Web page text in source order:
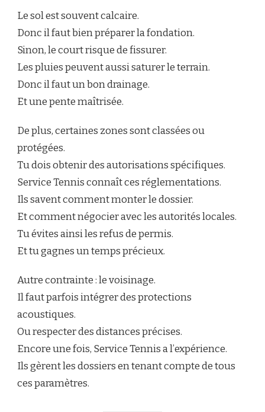
Le sol est souvent calcaire.
Donc il faut bien préparer la fondation.
Sinon, le court risque de fissurer.
Les pluies peuvent aussi saturer le terrain.
Donc il faut un bon drainage.
Et une pente maîtrisée.
De plus, certaines zones sont classées ou
protégées.
Tu dois obtenir des autorisations spécifiques.
Service Tennis connaît ces réglementations.
Ils savent comment monter le dossier.
Et comment négocier avec les autorités locales.
Tu évites ainsi les refus de permis.
Et tu gagnes un temps précieux.
Autre contrainte : le voisinage.
Il faut parfois intégrer des protections
acoustiques.
Ou respecter des distances précises.
Encore une fois, Service Tennis a l’expérience.
Ils gèrent les dossiers en tenant compte de tous
ces paramètres.